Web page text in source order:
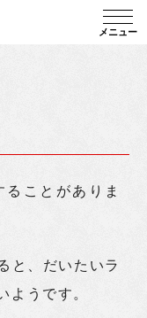
メニュー
ことがありま
と、だいたいラ
ようです。